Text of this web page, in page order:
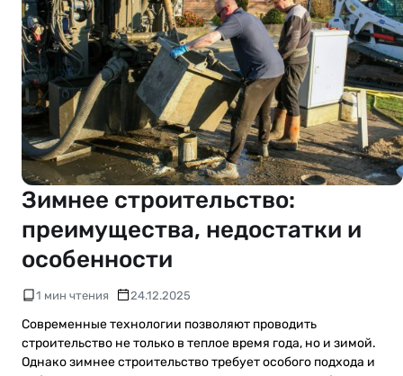
Зимнее строительство:
преимущества, недостатки и
особенности
1 мин чтения 24.12.2025
Современные технологии позволяют проводить
строительство не только в теплое время года, но и зимой.
Однако зимнее строительство требует особого подхода и